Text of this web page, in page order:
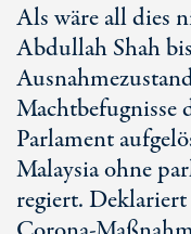
Als wäre all dies
Abdullah Shah
Machtbefugnisse
Parlament
Malaysia ohne
regiert.